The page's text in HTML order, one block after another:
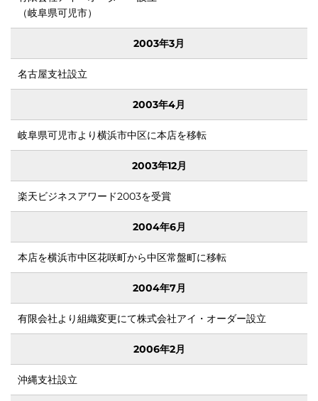
ORDER
原石
（岐阜県可児市）
2003年3月
名古屋支社設立
2003年4月
岐阜県可児市より横浜市中区に本店を移転
2003年12月
楽天ビジネスアワード2003を受賞
2004年6月
本店を横浜市中区花咲町から中区常盤町に移転
2004年7月
有限会社より組織変更にて株式会社アイ・オーダー設立
2006年2月
沖縄支社設立